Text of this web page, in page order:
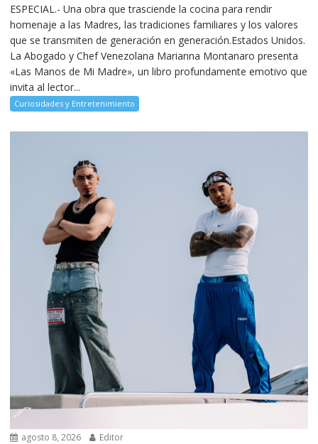
ESPECIAL.- Una obra que trasciende la cocina para rendir
homenaje a las Madres, las tradiciones familiares y los valores
que se transmiten de generación en generación.Estados Unidos.
La Abogado y Chef Venezolana Marianna Montanaro presenta
«Las Manos de Mi Madre», un libro profundamente emotivo que
invita al lector...
Curiosidades y Entretenimiento
agosto 8, 2026 Editor